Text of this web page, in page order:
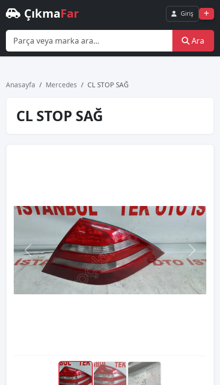
ÇıkmaFar Giriş
Ara
Anasayfa Mercedes CL STOP SAĞ
CL STOP SAĞ